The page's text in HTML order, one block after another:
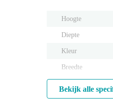
Hoogte
Diepte
Kleur
Breedte
Bekijk alle